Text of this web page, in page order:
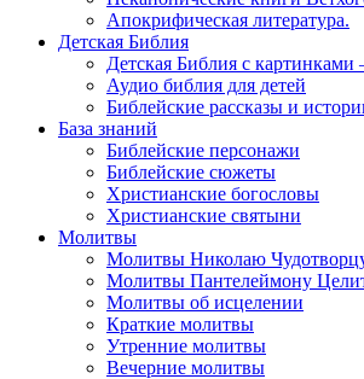
Апокрифическая литература.
Детская Библия
Детская Библия с картинками
Аудио библия для детей
Библейские рассказы и
База знаний
Библейские персонажи
Библейские сюжеты
Христианские богословы
Христианские святыни
Молитвы
Молитвы Николаю
Молитвы Пантелеймону
Молитвы об исцелении
Краткие молитвы
Утренние молитвы
Вечерние молитвы